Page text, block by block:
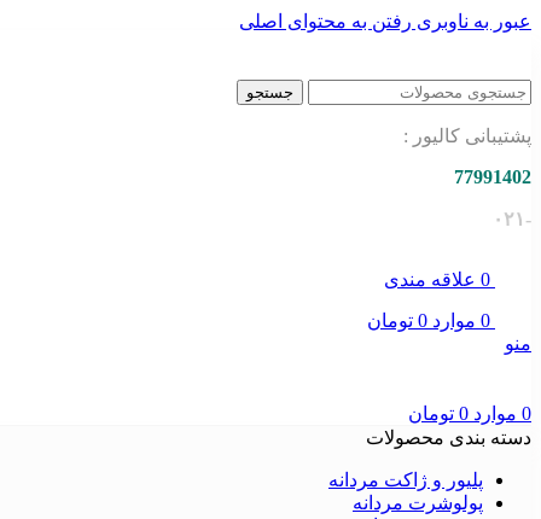
عبور به ناوبری رفتن به محتوای اصلی
جستجو
پشتیبانی کالیور :
77991402
-۰۲۱
0 علاقه مندی
0 موارد 0 تومان
منو
0 موارد 0 تومان
دسته بندی محصولات
پلیور و ژاکت مردانه
پولوشرت مردانه